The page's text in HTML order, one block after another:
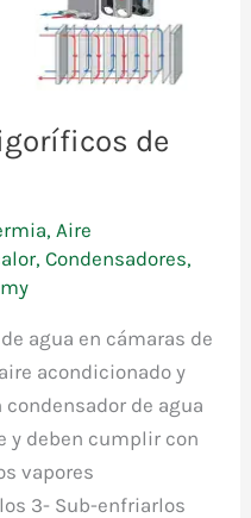
de
, Aire
,Condensadores,
agua en cámaras de
acondicionado y
de agua
y deben cumplir con
vapores
3- Sub-enfriarlos